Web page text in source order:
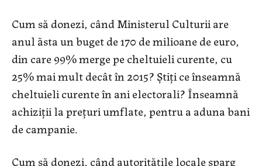
Cum să donezi, când Ministerul Culturii are
anul ăsta un buget de 170 de milioane de euro,
din care 99% merge pe cheltuieli curente, cu
25% mai mult decât în 2015? Știți ce înseamnă
cheltuieli curente în ani electorali? Înseamnă
achiziții la prețuri umflate, pentru a aduna bani
de campanie.
Cum să donezi, când autoritățile locale sparg